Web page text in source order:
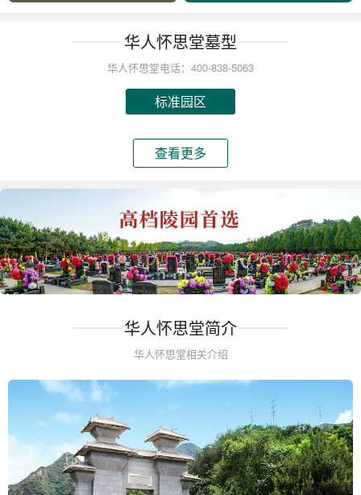
华人怀思堂墓型
华人怀思堂电话：400-838-5063
标准园区
查看更多
华人怀思堂简介
华人怀思堂相关介绍